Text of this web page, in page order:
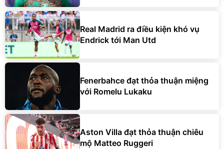
Real Madrid ra điều kiện khó vụ
Endrick tới Man Utd
Fenerbahce đạt thỏa thuận miệng
với Romelu Lukaku
Aston Villa đạt thỏa thuận chiêu
mộ Matteo Ruggeri